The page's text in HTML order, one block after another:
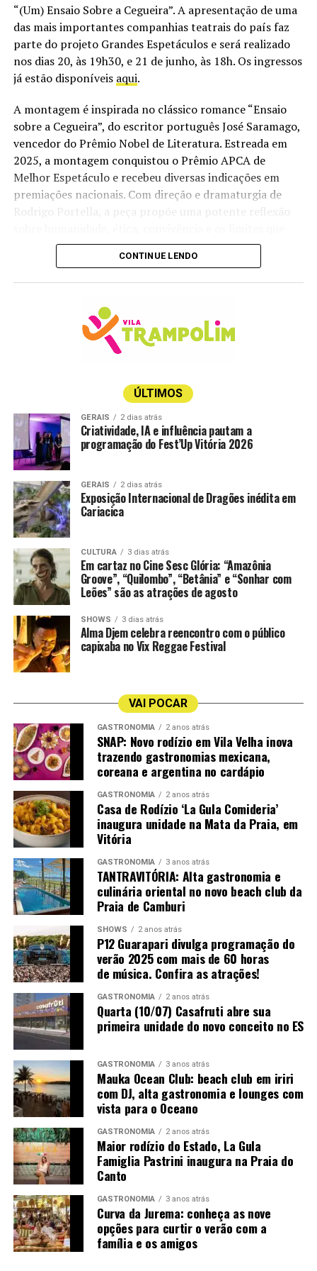
Quando:02 de agosto (domingo), às 17h
Local:Teatro Universitário da Ufes – Avenida Fernando
Ferrari, 514, Goiabeiras, Vitória
Ingressos:A partir de R$ 40
Vendas:https://bileto.sympla.com.br/event/121085?
share_id=1-copiarlink
Classificação livre
“(Um) Ensaio Sobre a Cegueira”. A apresentação de uma
das mais importantes companhias teatrais do país faz
parte do projeto Grandes Espetáculos e será realizado
nos dias 20, às 19h30, e 21 de junho, às 18h. Os ingressos
já estão disponíveis aqui.
A montagem é inspirada no clássico romance “Ensaio
sobre a Cegueira”, do escritor português José Saramago,
vencedor do Prêmio Nobel de Literatura. Estreada em
2025, a montagem conquistou o Prêmio APCA de
Melhor Espetáculo e recebeu diversas indicações em
premiações nacionais. Com direção e dramaturgia de
Rodrigo Portella, a peça propõe uma potente reflexão
sustentam a vida em sociedade.
Foto: Fernando Lara
A narrativa acompanha uma epidemia de cegueira que se
espalha rapidamente por uma cidade. Tudo começa
quando um homem perde a visão de forma repentina no
trânsito. A partir daí, a condição atinge outras pessoas e
transforma radicalmente as relações humanas,
colocando à prova valores como solidariedade,
moralidade e senso coletivo.
Mais do que uma adaptação do romance de Saramago, o
espetáculo estabelece um diálogo entre a obra literária e
os artistas do Grupo Galpão. A encenação amplia o
conceito de “ensaio”, explorando as fronteiras entre
realidade e ficção, ator e personagem, narrativa e
Grandes Espetáculos –“(Um) Ensaio Sobre a
Cegueira” do Grupo Galpão
Quando:20 de junho (sábado) e 21 de junho (domingo)
Local:Teatro Glória – Centro Cultural Sesc Glória
Horários:19h30 (sábado) e 18h (domingo)
Classificação indicativa: 16 anos
Duração:90 minutos
Ingressos
Valor:Inteira: R$ 100 | Comerciário/meia-entrada/meia
solidária: R$ 50 | Conveniado: R$ 55 | Comerciante: R$
20/06 (sábado):
https://lets.events/e/sesc-grandes-
espetaculos-um-ensaio-sobre-a-cegueira-grupo-
galpao/
21/06 (domingo):https://lets.events/e/sesc-grandes-
espetaculos-um-ensaio-sobre-a-cegueira-grupo-
galpao-2/
Ou ainda na bilheteria do Sesc Glória, de quarta a
sábado, das 10h às 20h
Informações
: (27) 3232-4765 | 4777 | 4773
CONTINUE LENDO
ÚLTIMOS
GERAIS 2 dias atrás
Criatividade, IA e influência pautam a
programação do Fest’Up Vitória 2026
GERAIS 2 dias atrás
Exposição Internacional de Dragões inédita em
Cariacica
CULTURA 3 dias atrás
Em cartaz no Cine Sesc Glória: “Amazônia
Groove”, “Quilombo”, “Betânia” e “Sonhar com
Leões” são as atrações de agosto
SHOWS 3 dias atrás
Alma Djem celebra reencontro com o público
capixaba no Vix Reggae Festival
VAI POCAR
GASTRONOMIA 2 anos atrás
SNAP: Novo rodízio em Vila Velha inova
trazendo gastronomias mexicana,
coreana e argentina no cardápio
GASTRONOMIA 2 anos atrás
Casa de Rodízio ‘La Gula Comideria’
inaugura unidade na Mata da Praia, em
Vitória
GASTRONOMIA 3 anos atrás
TANTRAVITÓRIA: Alta gastronomia e
culinária oriental no novo beach club da
Praia de Camburi
SHOWS 2 anos atrás
P12 Guarapari divulga programação do
verão 2025 com mais de 60 horas
de música. Confira as atrações!
GASTRONOMIA 2 anos atrás
Quarta (10/07) Casafruti abre sua
primeira unidade do novo conceito no ES
GASTRONOMIA 3 anos atrás
Mauka Ocean Club: beach club em iriri
com DJ, alta gastronomia e lounges com
vista para o Oceano
GASTRONOMIA 2 anos atrás
Maior rodízio do Estado, La Gula
Famiglia Pastrini inaugura na Praia do
Canto
GASTRONOMIA 3 anos atrás
Curva da Jurema: conheça as nove
opções para curtir o verão com a
família e os amigos